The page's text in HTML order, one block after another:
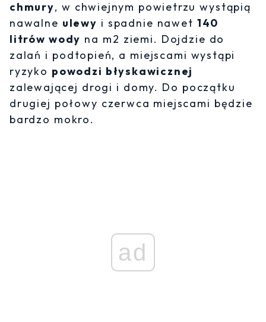
chmury, w chwiejnym powietrzu wystąpią
nawalne ulewy i spadnie nawet 140
litrów wody na m2 ziemi. Dojdzie do
zalań i podtopień, a miejscami wystąpi
ryzyko powodzi błyskawicznej
zalewającej drogi i domy. Do początku
drugiej połowy czerwca miejscami będzie
bardzo mokro.
ad